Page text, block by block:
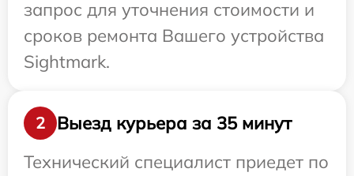
запрос для уточнения стоимости и
сроков ремонта Вашего устройства
Sightmark.
2
Выезд курьера за 35 минут
Технический специалист приедет по